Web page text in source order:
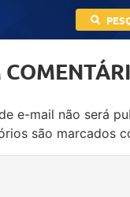
e-mail não será
são marcados